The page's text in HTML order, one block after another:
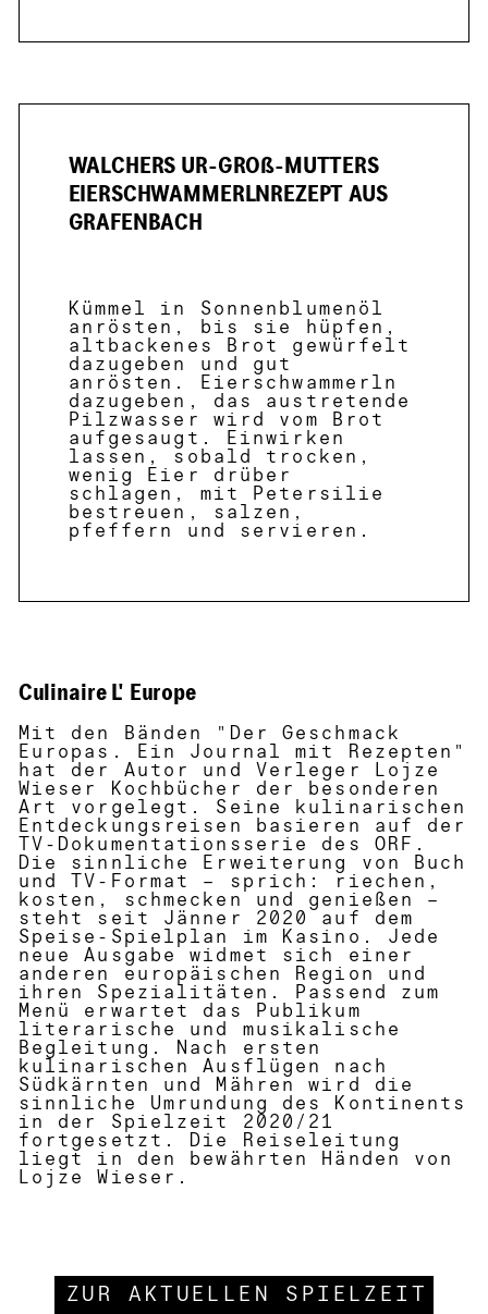
WALCHERS UR-GROß-MUTTERS
EIERSCHWAMMERLNREZEPT AUS
GRAFENBACH
Kümmel in Sonnenblumenöl
anrösten, bis sie hüpfen,
altbackenes Brot gewürfelt
dazugeben und gut
anrösten. Eierschwammerln
dazugeben, das austretende
Pilzwasser wird vom Brot
aufgesaugt. Einwirken
lassen, sobald trocken,
wenig Eier drüber
schlagen, mit Petersilie
bestreuen, salzen,
pfeffern und servieren.
Culinaire L' Europe
Mit den Bänden "Der Geschmack
Europas. Ein Journal mit Rezepten"
hat der Autor und Verleger Lojze
Wieser Kochbücher der besonderen
Art vorgelegt. Seine kulinarischen
Entdeckungsreisen basieren auf der
TV-Dokumentationsserie des ORF.
Die sinnliche Erweiterung von Buch
und TV-Format – sprich: riechen,
kosten, schmecken und genießen –
steht seit Jänner 2020 auf dem
Speise-Spielplan im Kasino. Jede
neue Ausgabe widmet sich einer
anderen europäischen Region und
ihren Spezialitäten. Passend zum
Menü erwartet das Publikum
literarische und musikalische
Begleitung. Nach ersten
kulinarischen Ausflügen nach
Südkärnten und Mähren wird die
sinnliche Umrundung des Kontinents
in der Spielzeit 2020/21
fortgesetzt. Die Reiseleitung
liegt in den bewährten Händen von
Lojze Wieser.
ZUR AKTUELLEN SPIELZEIT